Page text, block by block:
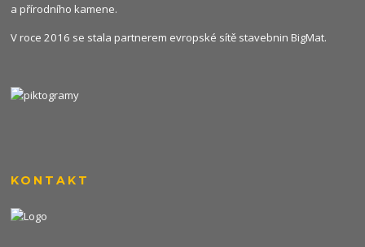
a přírodního kamene.
V roce 2016 se stala partnerem evropské sítě stavebnin BigMat.
KONTAKT